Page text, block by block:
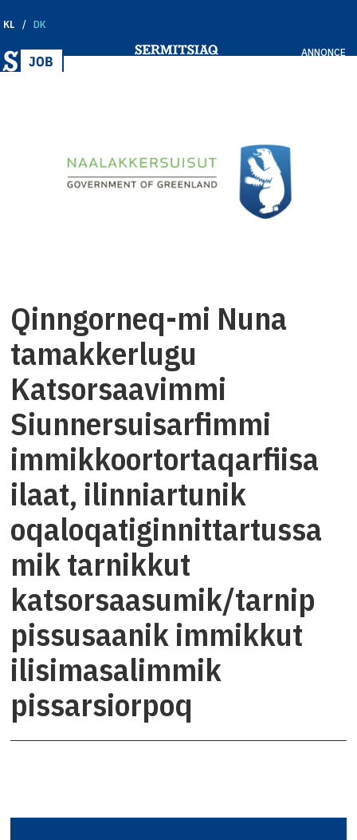
KL DK
ANNONCE
Qinngorneq-mi Nuna
tamakkerlugu
Katsorsaavimmi
Siunnersuisarfimmi
immikkoortortaqarfiisa
ilaat, ilinniartunik
oqaloqatiginnittartussa
mik tarnikkut
katsorsaasumik/tarnip
pissusaanik immikkut
ilisimasalimmik
pissarsiorpoq